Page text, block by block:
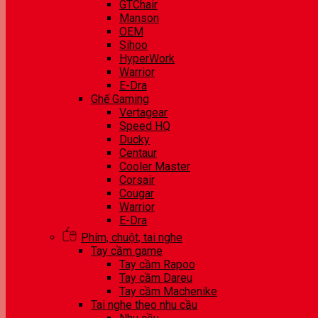
GTChair
Manson
OEM
Sihoo
HyperWork
Warrior
E-Dra
Ghế Gaming
Vertagear
Speed HQ
Ducky
Centaur
Cooler Master
Corsair
Cougar
Warrior
E-Dra
Phím, chuột, tai nghe
Tay cầm game
Tay cầm Rapoo
Tay cầm Dareu
Tay cầm Machenike
Tai nghe theo nhu cầu